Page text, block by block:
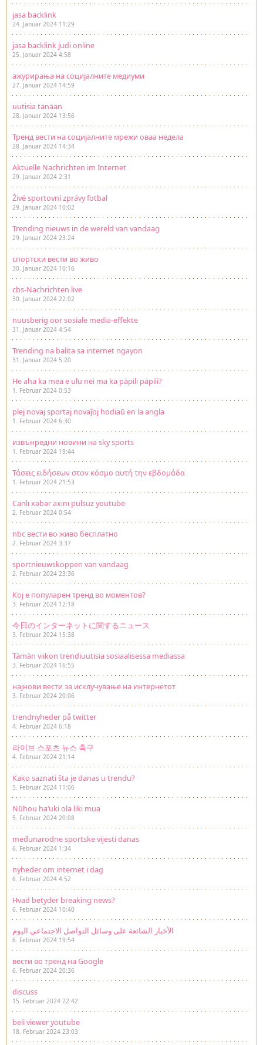
jasa backlink
24. Januar 2024 11:29
jasa backlink judi online
25. Januar 2024 4:58
ажурирања на социјалните медиуми
27. Januar 2024 14:59
uutisia tänään
28. Januar 2024 13:56
Тренд вести на социјалните мрежи оваа недела
28. Januar 2024 14:34
Aktuelle Nachrichten im Internet
29. Januar 2024 2:31
Živé sportovní zprávy fotbal
29. Januar 2024 10:02
Trending nieuws in de wereld van vandaag
29. Januar 2024 23:24
спортски вести во живо
30. Januar 2024 10:16
cbs-Nachrichten live
30. Januar 2024 22:02
nuusberig oor sosiale media-effekte
31. Januar 2024 4:54
Trending na balita sa internet ngayon
31. Januar 2024 5:20
He aha ka mea e ulu nei ma ka pāpili pāpili?
1. Februar 2024 0:53
plej novaj sportaj novaĵoj hodiaŭ en la angla
1. Februar 2024 6:30
извънредни новини на sky sports
1. Februar 2024 19:44
Τάσεις ειδήσεων στον κόσμο αυτή την εβδομάδα
1. Februar 2024 21:53
Canlı xəbər axını pulsuz youtube
2. Februar 2024 0:54
nbc вести во живо бесплатно
2. Februar 2024 3:37
sportnieuwskoppen van vandaag
2. Februar 2024 23:36
Кој е популарен тренд во моментов?
3. Februar 2024 12:18
今日のインターネットに関するニュース
3. Februar 2024 15:38
Tämän viikon trendiuutisia sosiaalisessa mediassa
3. Februar 2024 16:55
најнови вести за исклучување на интернетот
3. Februar 2024 20:06
trendnyheder på twitter
4. Februar 2024 6:18
라이브 스포츠 뉴스 축구
4. Februar 2024 21:14
Kako saznati šta je danas u trendu?
5. Februar 2024 11:06
Nūhou haʻuki ola liki mua
5. Februar 2024 20:08
međunarodne sportske vijesti danas
6. Februar 2024 1:34
nyheder om internet i dag
6. Februar 2024 4:52
Hvad betyder breaking news?
6. Februar 2024 10:40
الأخبار الشائعة على وسائل التواصل الاجتماعي اليوم
6. Februar 2024 19:54
вести во тренд на Google
6. Februar 2024 20:36
discuss
15. Februar 2024 22:42
beli viewer youtube
18. Februar 2024 23:03